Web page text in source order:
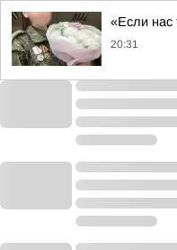
«Если нас
20:31